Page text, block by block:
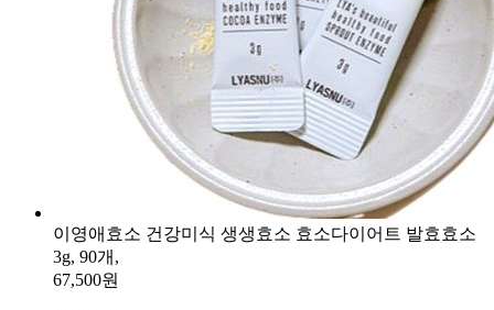
이영애효소 건강미식 생생효소 효소다이어트 발효효소
3g, 90개,
67,500원